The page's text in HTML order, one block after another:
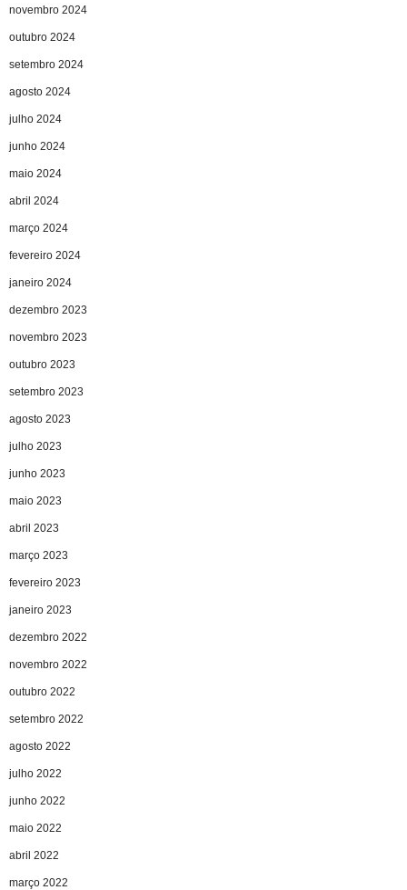
novembro 2024
outubro 2024
setembro 2024
agosto 2024
julho 2024
junho 2024
maio 2024
abril 2024
março 2024
fevereiro 2024
janeiro 2024
dezembro 2023
novembro 2023
outubro 2023
setembro 2023
agosto 2023
julho 2023
junho 2023
maio 2023
abril 2023
março 2023
fevereiro 2023
janeiro 2023
dezembro 2022
novembro 2022
outubro 2022
setembro 2022
agosto 2022
julho 2022
junho 2022
maio 2022
abril 2022
março 2022